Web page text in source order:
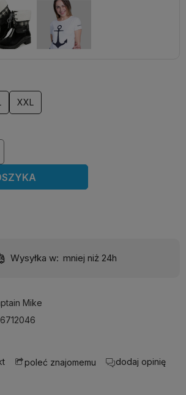
XXL
Wysyłka w: mniej niż 24h
Mike
poleć znajomemu dodaj opinię